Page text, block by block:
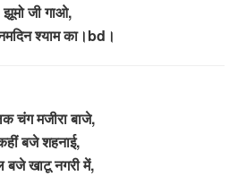
झूमो जी गाओ,
श्याम का।bd।
चंग मजीरा बाजे,
बजे शहनाई,
बजे खाटू नगरी में,